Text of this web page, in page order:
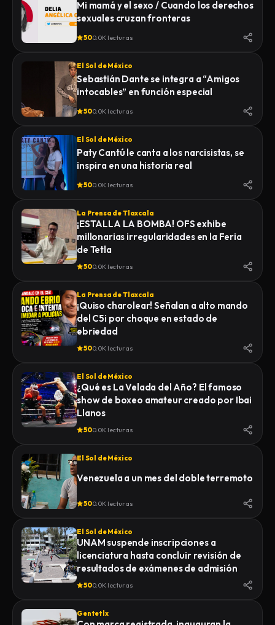
Mi mamá y el sexo / Cuando los derechos
sexuales cruzan fronteras
500.0K lecturas
El Sol de México
Sebastián Dante se integra a “Amigos
intocables” en función especial
500.0K lecturas
El Sol de México
Paty Cantú le canta a los narcisistas, se
inspira en una historia real
500.0K lecturas
La Prensa de Tlaxcala
¡ESTALLA LA BOMBA! OFS exhibe
millonarias irregularidades en la Feria
de Tetla
500.0K lecturas
La Prensa de Tlaxcala
¡Quiso charolear! Señalan a alto mando
del C5i por choque en estado de
ebriedad
500.0K lecturas
El Sol de México
¿Qué es La Velada del Año? El famoso
show de boxeo amateur creado por Ibai
Llanos
500.0K lecturas
El Sol de México
Venezuela a un mes del doble terremoto
500.0K lecturas
El Sol de México
UNAM suspende inscripciones a
licenciatura hasta concluir revisión de
resultados de exámenes de admisión
500.0K lecturas
Gentetlx